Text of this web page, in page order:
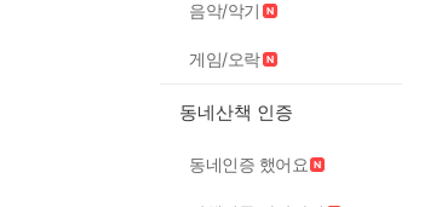
음악/악기
게임/오락
동네산책 인증
동네인증 했어요